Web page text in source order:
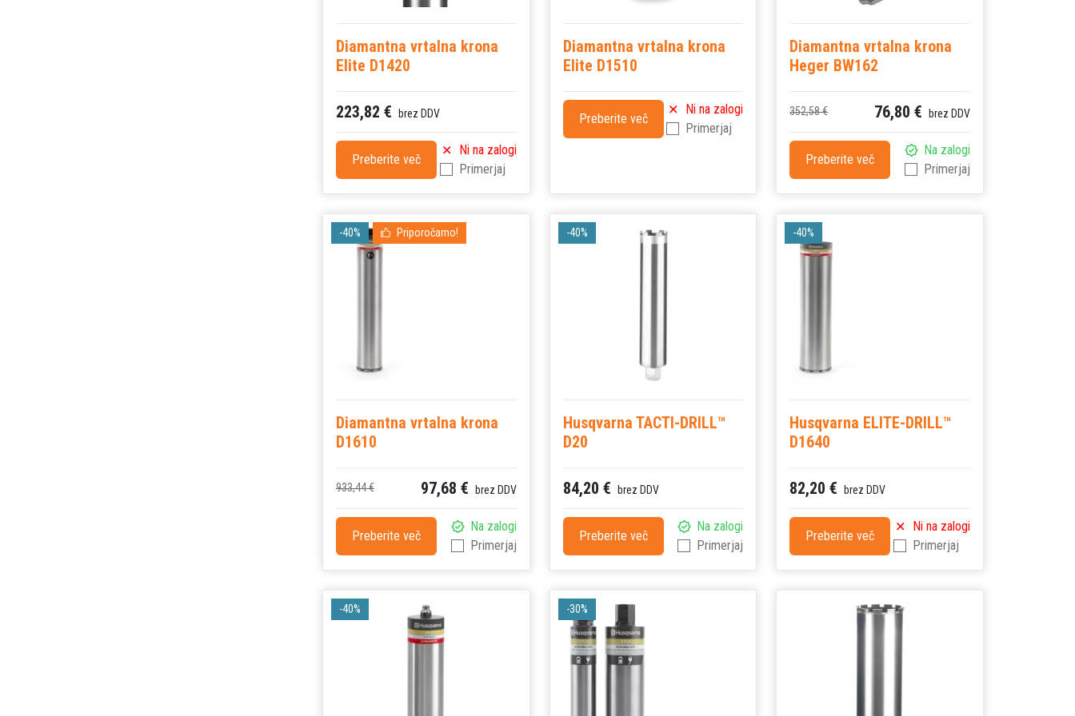
Diamantna vrtalna krona
Elite D1420
223,82 € brez DDV
Preberite več
Ni na zalogi
Primerjaj
Diamantna vrtalna krona
Elite D1510
Preberite več
Ni na zalogi
Primerjaj
Diamantna vrtalna krona
Heger BW162
352,58 € 76,80 € brez DDV
Preberite več
Na zalogi
Primerjaj
Diamantna vrtalna krona
D1610
933,44 € 97,68 € brez DDV
Preberite več
Na zalogi
Primerjaj
-40% Priporočamo!
Husqvarna TACTI-DRILL™
D20
84,20 € brez DDV
Preberite več
Na zalogi
Primerjaj
-40%
Husqvarna ELITE-DRILL™
D1640
82,20 € brez DDV
Preberite več
Ni na zalogi
Primerjaj
-40%
-40% -30%